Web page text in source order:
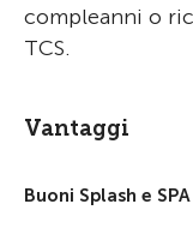
compleanni o
TCS.
Vantaggi
Buoni Splash e SPA